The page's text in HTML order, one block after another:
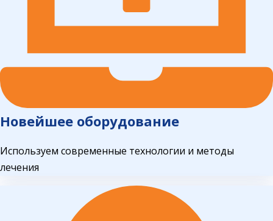
Новейшее оборудование
Используем современные технологии и методы
лечения